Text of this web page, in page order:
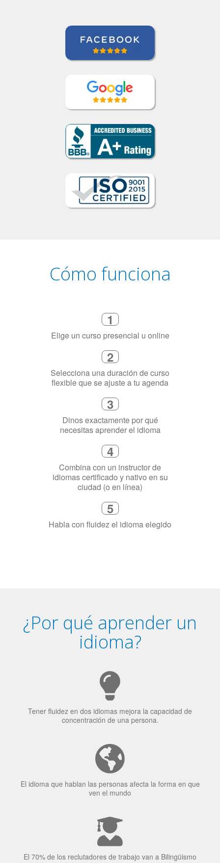
Cómo funciona
Elige un curso presencial u online
Selecciona una duración de curso
flexible que se ajuste a tu agenda
3
Dinos exactamente por qué
necesitas aprender el idioma
Combina con un instructor de
idiomas certificado y nativo en su
ciudad (o en línea)
Habla con fluidez el idioma elegido
¿Por qué aprender un
idioma?
Tener fluidez en dos idiomas mejora la capacidad de
concentración de una persona.
El idioma que hablan las personas afecta la forma en que
ven el mundo
El 70% de los reclutadores de trabajo van a Bilingüismo
como una calidad extremadamente impresionante en los